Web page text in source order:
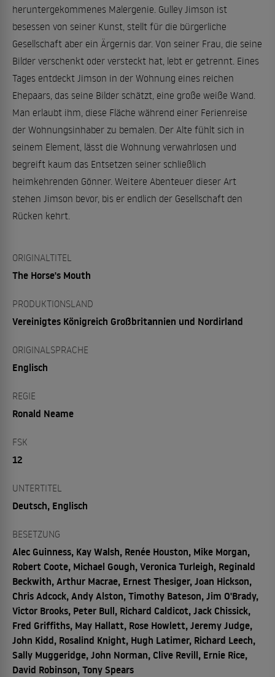
heruntergekommenes Malergenie. Gulley Jimson ist
besessen von seiner Kunst, stellt für die bürgerliche
Gesellschaft aber ein Ärgernis dar. Von seiner Frau, die seine
Bilder verschenkt oder versteckt hat, lebt er getrennt. Eines
Tages entdeckt Jimson in der Wohnung eines reichen
Ehepaars, das seine Bilder schätzt, eine große weiße Wand.
Man erlaubt ihm, diese Fläche während einer Ferienreise
der Wohnungsinhaber zu bemalen. Der Alte fühlt sich in
seinem Element, lässt die Wohnung verwahrlosen und
begreift kaum das Entsetzen seiner schließlich
heimkehrenden Gönner. Weitere Abenteuer dieser Art
stehen Jimson bevor, bis er endlich der Gesellschaft den
Rücken kehrt.
ORIGINALTITEL
The Horse's Mouth
PRODUKTIONSLAND
Vereinigtes Königreich Großbritannien und Nordirland
ORIGINALSPRACHE
Englisch
REGIE
Ronald Neame
FSK
12
UNTERTITEL
Deutsch, Englisch
BESETZUNG
Alec Guinness, Kay Walsh, Renée Houston, Mike Morgan,
Robert Coote, Michael Gough, Veronica Turleigh, Reginald
Beckwith, Arthur Macrae, Ernest Thesiger, Joan Hickson,
Chris Adcock, Andy Alston, Timothy Bateson, Jim O'Brady,
Victor Brooks, Peter Bull, Richard Caldicot, Jack Chissick,
Fred Griffiths, May Hallatt, Rose Howlett, Jeremy Judge,
John Kidd, Rosalind Knight, Hugh Latimer, Richard Leech,
Sally Muggeridge, John Norman, Clive Revill, Ernie Rice,
David Robinson, Tony Spears